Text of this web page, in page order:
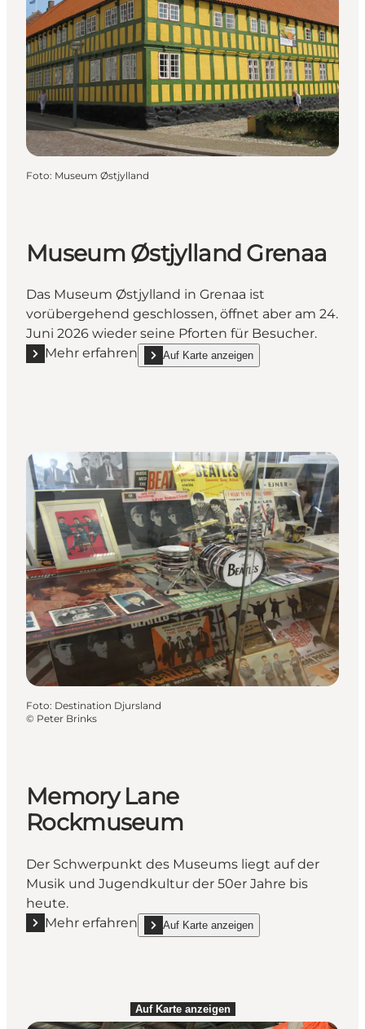
Foto: Museum Østjylland
Museum Østjylland Grenaa
Das Museum Østjylland in Grenaa ist
vorübergehend geschlossen, öffnet aber am 24.
Juni 2026 wieder seine Pforten für Besucher.
Mehr erfahren
Mehr erfahren "Museum Østjylland Grenaa"
Auf Karte anzeigen
show Museum Østjylland Grenaa on_map
Foto: Destination Djursland
© Peter Brinks
Memory Lane
Rockmuseum
Der Schwerpunkt des Museums liegt auf der
Musik und Jugendkultur der 50er Jahre bis
heute.
Mehr erfahren
Mehr erfahren "Memory Lane Rockmuseum"
Auf Karte anzeigen
show Memory Lane Rockmuseum on_map
Auf Karte anzeigen